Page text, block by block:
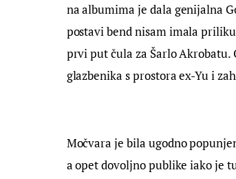
na albumima je dala genijalna
postavi bend nisam imala
prvi put čula za Šarlo
glazbenika s prostora ex-Yu i
Močvara je bila ugodno
a opet dovoljno publike iako je